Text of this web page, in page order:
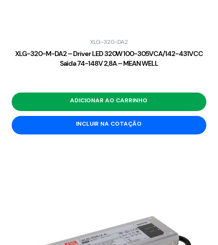
XLG-320-DA2
XLG-320-M-DA2 – Driver LED 320W 100-305VCA/142-431VCC
Saída 74-148V 2,8A – MEAN WELL
ADICIONAR AO CARRINHO
INCLUIR NA COTAÇÃO